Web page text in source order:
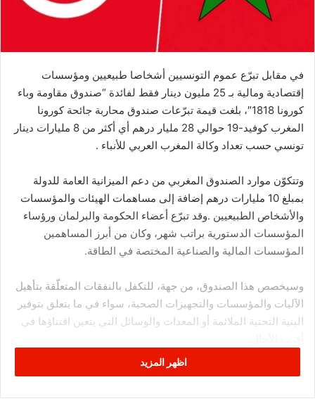
في مقابل تبرّع عموم التونسيين أشخاصا طبيعيين ومؤسسات
إقتصادية ومالية بـ 25 مليون دينار فقط لفائدة “صندوق مقاومة وباء
كورونا 1818″، بلغت قيمة تبرّعات صندوق محاربة جائحة كورونا
المغرب كوفيد-19 حوالي 28 مليار درهم أي أكثر من 8 مليارات دينار
تونسي حسب تعداد وكالة المغرب العربي للأنباء .
وتتكوّن موارد الصندوق المغربي من دعم الميزانية العامة للدولة
بمبلغ 10 مليارات درهم إضافة إلى مساهمات الهيئات والمؤسسات
والأشخاص الطبيعيين .وقد تبرّع أعضاء الحكومة والبرلمان ورؤساء
المؤسسات الدستورية براتب شهر، وكان من أبرز المساهمين
المؤسسات المالية والصناعية المختصة في الطاقة.
وسيخصص هذا الصندوق، من جهة، للتكفل بالنفقات المتعلّقة بتأهيل
الآليات والمؤسسات والتجهيزات الصحية، سواء في ما يتعلق بتوفير
البنية التحتية الملائمة أو المعدات والوسائل التي يتعين اقتناؤها في
وسيتّم رصد الجزء الثاني من الاعتمادات المخصصة للصندوق
اظهر المزيد